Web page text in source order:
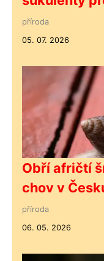
příroda
05. 07. 2026
Obří afričtí
chov v
příroda
06. 05. 2026